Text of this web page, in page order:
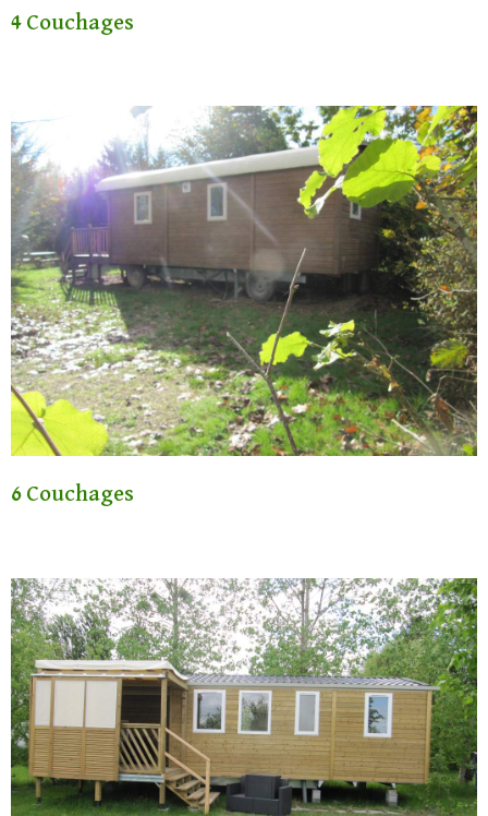
4 Couchages
6 Couchages